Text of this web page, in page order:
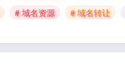
# 域名资源 # 域名转让